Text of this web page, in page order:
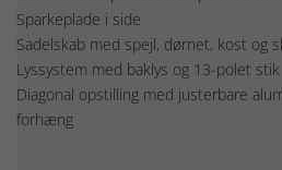
Sparkeplade i side
Sadelskab med spejl, dørnet, kost og
Lyssystem med baklys og 13-polet stik
Diagonal opstilling med justerbare
forhæng